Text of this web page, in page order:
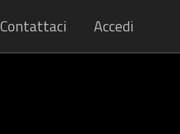
Contattaci Accedi